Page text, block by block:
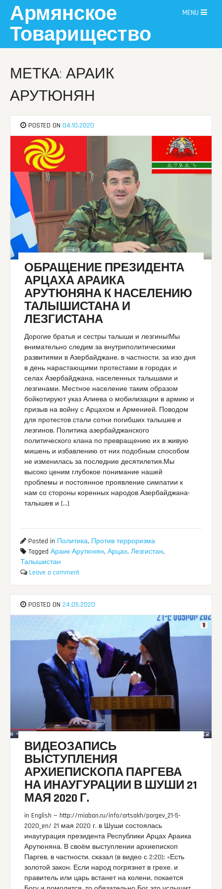
content
Армянское
Товарищество
MENU
МЕТКА: АРАИК
АРУТЮНЯН
POSTED ON 04.10.2020
ОБРАЩЕНИЕ ПРЕЗИДЕНТА
АРЦАХА АРАИКА
АРУТЮНЯНА К НАСЕЛЕНИЮ
ТАЛЫШИСТАНА И
ЛЕЗГИСТАНА
Дорогие братья и сестры талыши и лезгины!Мы
внимательно следим за внутриполитическими
развитиями в Азербайджане, в частности, за изо дня
в день нарастающими протестами в городах и
селах Азербайджана, населенных талышами и
лезгинами. Местное население таким образом
бойкотируют указ Алиева о мобилизации в армию и
призыв на войну с Арцахом и Арменией. Поводом
для протестов стали сотни погибших талышев и
лезгинов. Политика азербайджанского
политического клана по превращению их в живую
мишень и избавлению от них подобным способом
не изменилась за последние десятилетия.Мы
высоко ценим глубокое понимание нашей
проблемы и постоянное проявление симпатии к
нам со стороны коренных народов Азербайджана-
талышев и […]
Posted in Политика, Против терроризма
TaggedАраик Арутюнян,Арцах,Лезгистан,
Талышистан
Leave a comment
POSTED ON 24.05.2020
ВИДЕОЗАПИСЬ
ВЫСТУПЛЕНИЯ
АРХИЕПИСКОПА ПАРГЕВА
НА ИНАУГУРАЦИИ В ШУШИ 21
МАЯ 2020 Г.
in English — http://miaban.ru/info/artsakh/pargev_21-5-
2020_en/ 21 мая 2020 г. в Шуши состоялась
инаугурация президента Республики Арцах Араика
Арутюняна. В своём выступлении архиепископ
Паргев, в частности, сказал (в видео с 2:20): «Есть
золотой закон. Если народ погрязнет в грехе, и
правитель или царь встанет на колени, покается